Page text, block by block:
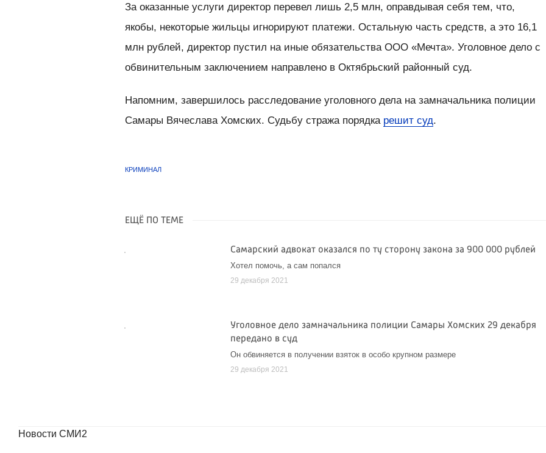
За оказанные услуги директор перевел лишь 2,5 млн, оправдывая себя тем, что,
якобы, некоторые жильцы игнорируют платежи. Остальную часть средств, а это 16,1
млн рублей, директор пустил на иные обязательства ООО «Мечта». Уголовное дело с
обвинительным заключением направлено в Октябрьский районный суд.
Напомним, завершилось расследование уголовного дела на замначальника полиции
Самары Вячеслава Хомских. Судьбу стража порядка решит суд.
КРИМИНАЛ
ЕЩЁ ПО ТЕМЕ
Самарский адвокат оказался по ту сторону закона за 900 000 рублей
Хотел помочь, а сам попался
29 декабря 2021
Уголовное дело замначальника полиции Самары Хомских 29 декабря
передано в суд
Он обвиняется в получении взяток в особо крупном размере
29 декабря 2021
Новости СМИ2